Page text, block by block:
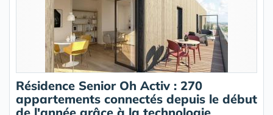
Résidence Senior Oh Activ : 270
appartements connectés depuis le début